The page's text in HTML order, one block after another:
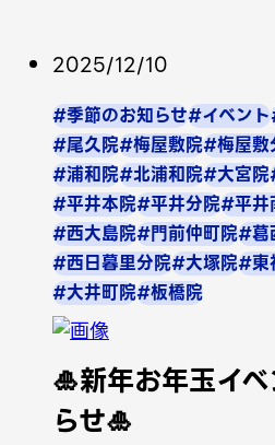
2025/12/10
#季節のお知らせ#イベント
#尾久院#梅屋敷院#梅屋敷
#浦和院#北浦和院#大宮院
#平井本院#平井分院#平井
#西大島院#門前仲町院#葛
#西日暮里分院#大塚院#東
#大井町院#板橋院
🎍新年お年玉イ
らせ🎍